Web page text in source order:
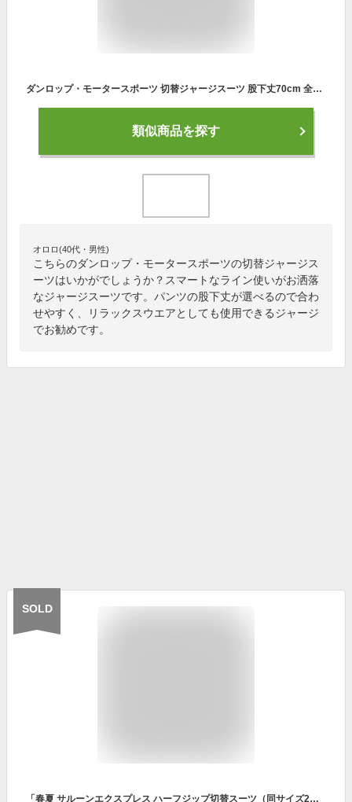
ダンロップ・モータースポーツ 切替ジャージスーツ 股下丈70cm 全2色 上下セット メンズ 紳士服 シニア ジャージ上下 グレー ネイビー 長袖 ジャージパンツ 運動着 部屋着 ルームウェア ホームウェア ファッション 50代 60代 70代 80代 セットアップ fri p14087 p23086
類似商品を探す
オロロ(40代・男性)
こちらのダンロップ・モータースポーツの切替ジャージス
ーツはいかがでしょうか？スマートなライン使いがお洒落
なジャージスーツです。パンツの股下丈が選べるので合わ
せやすく、リラックスウエアとしても使用できるジャージ
でお勧めです。
SOLD
「春夏 サルーンエクスプレス ハーフジップ切替スーツ（同サイズ2色組） 上下セット メンズ 紳士服 シニア 男性 ジャージスーツ セットアップ グレー ブラック 灰色 黒 シニアファッション 50代 60代 70代 80代 父の日 お父さん」 sai p22637